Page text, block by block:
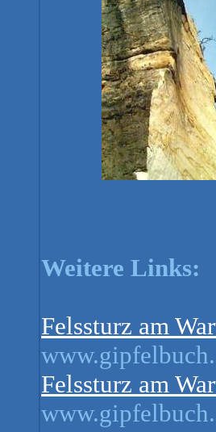
Weitere Links:
Felssturz am
Felssturz am